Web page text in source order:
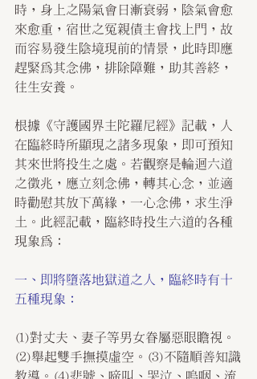
時，身上之陽氣會日漸衰弱，陰氣會愈
來愈重，宿世之冤親債主會找上門，故
而容易發生陰境現前的情景，此時即應
趕緊為其念佛，排除障難，助其善終，
往生安養。
根據《守護國界主陀羅尼經》記載，人
在臨終時所顯現之諸多現象，即可預知
其來世將投生之處。若觀察是輪迴六道
之徵兆，應立刻念佛，轉其心念，並適
時勸慰其放下萬緣，一心念佛，求生淨
土。此經記載，臨終時投生六道的各種
現象為：
一、即將墮落地獄道之人，臨終時有十
五種現象：
(1)對丈夫、妻子等男女眷屬惡眼瞻視。
(2)舉起雙手撫摸虛空。(3)不隨順善知識
教導。(4)悲號、啼叫、哭泣、嗚咽、流